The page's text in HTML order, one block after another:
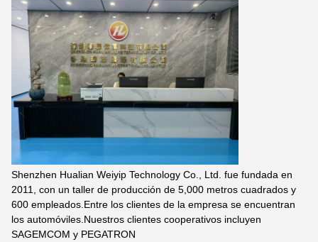
Shenzhen Hualian Weiyip Technology Co., Ltd. fue fundada en
2011, con un taller de producción de 5,000 metros cuadrados y
600 empleados.Entre los clientes de la empresa se encuentran
los automóviles.Nuestros clientes cooperativos incluyen
SAGEMCOM y PEGATRON